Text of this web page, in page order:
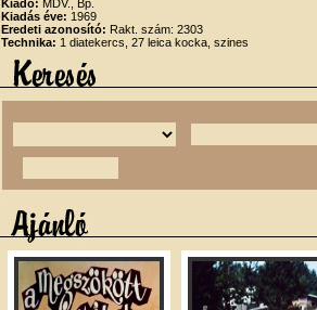
Kiadó: MDV., Bp.
Kiadás éve: 1969
Eredeti azonosító: Rakt. szám: 2303
Technika: 1 diatekercs, 27 leica kocka, szines